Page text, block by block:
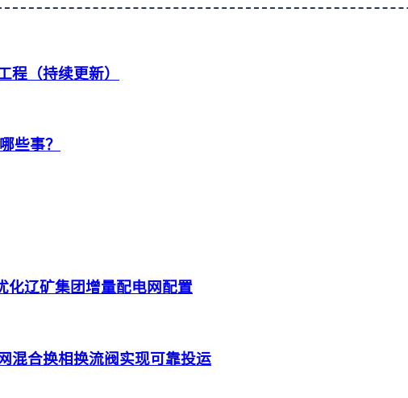
程（持续更新）
些事？
化辽矿集团增量配电网配置
混合换相换流阀实现可靠投运